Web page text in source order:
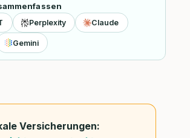
Perplexity Claude
Gemini
Versicherungen: